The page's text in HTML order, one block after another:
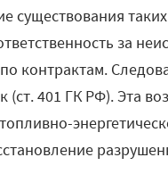
существования
за
контрактам.
(ст. 401 ГК РФ). Эта